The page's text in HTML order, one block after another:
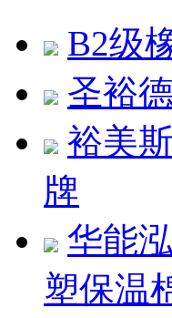
B2级
圣裕
裕美
牌
华能
塑保温